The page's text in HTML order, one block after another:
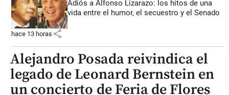
Adiós a Alfonso Lizarazo: los hitos de una
vida entre el humor, el secuestro y el Senado
hace 13 horas share
Alejandro Posada reivindica el
legado de Leonard Bernstein en
un concierto de Feria de Flores